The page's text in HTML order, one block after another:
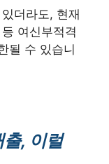
더라도, 현재
여신부적격
될 수 있습니
, 이럴